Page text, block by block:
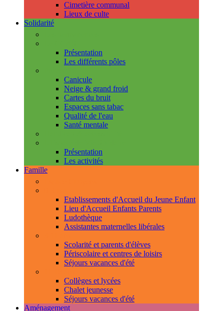
Cimetière communal
Lieux de culte
Solidarité
Présentation
Les différents pôles
Canicule
Neige & grand froid
Cartes du bruit
Espaces sans tabac
Qualité de l'eau
Santé mentale
Présentation
Les activités
Famille
Etablissements d'Accueil du Jeune Enfant
Lieu d'Accueil Enfants Parents
Ludothèque
Assistantes maternelles libérales
Scolarité et parents d'élèves
Périscolaire et centres de loisirs
Séjours vacances d'été
Collèges et lycées
Chalet jeunesse
Séjours vacances d'été
Aménagement